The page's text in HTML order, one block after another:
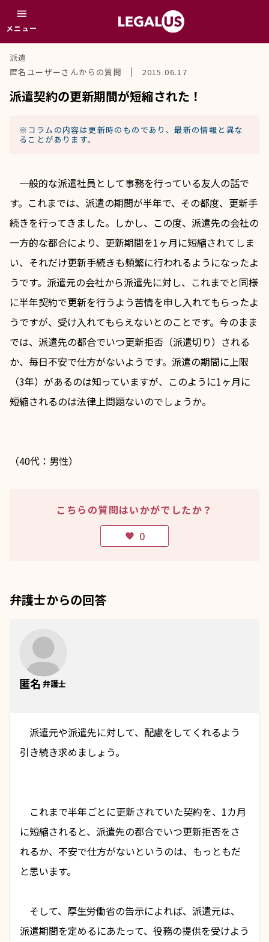
menu
メニュー
派遣
匿名ユーザーさんからの質問
2015.06.17
派遣契約の更新期間が短縮された！
※コラムの内容は更新時のものであり、最新の情報と異な
ることがあります。
一般的な派遣社員として事務を行っている友人の話で
す。これまでは、派遣の期間が半年で、その都度、更新手
続きを行ってきました。しかし、この度、派遣先の会社の
一方的な都合により、更新期間を1ヶ月に短縮されてしま
い、それだけ更新手続きも頻繁に行われるようになったよ
うです。派遣元の会社から派遣先に対し、これまでと同様
に半年契約で更新を行うよう苦情を申し入れてもらったよ
うですが、受け入れてもらえないとのことです。今のまま
では、派遣先の都合でいつ更新拒否（派遣切り）される
か、毎日不安で仕方がないようです。派遣の期間に上限
（3年）があるのは知っていますが、このように1ヶ月に
短縮されるのは法律上問題ないのでしょうか。
（40代：男性）
こちらの質問はいかがでしたか？
favorite 0
弁護士からの回答
匿名 弁護士
派遣元や派遣先に対して、配慮をしてくれるよう
引き続き求めましょう。
これまで半年ごとに更新されていた契約を、1カ月
に短縮されると、派遣先の都合でいつ更新拒否をさ
れるか、不安で仕方がないというのは、もっともだ
と思います。
そして、厚生労働省の告示によれば、派遣元は、
派遣期間を定めるにあたって、役務の提供を受けよう